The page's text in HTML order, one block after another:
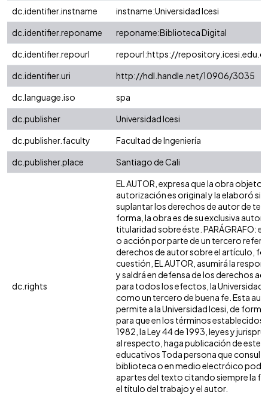
dc.identifier.instname
instname:Universidad Icesi
dc.identifier.reponame
reponame:Biblioteca Digital
dc.identifier.repourl
repourl:https://
dc.identifier.uri
http://hdl.handle.net/10906/3035
dc.language.iso
spa
dc.publisher
Universidad Icesi
dc.publisher.faculty
Facultad de Ingeniería
dc.publisher.place
Santiago de Cali
dc.rights
EL AUTOR, expresa que la obra objeto
autorización es original y la elaboró
suplantar los derechos de autor de
forma, la obra es de su exclusiva
titularidad sobre éste. PARÁGRAFO:
o acción por parte de un tercero
derechos de autor sobre el artículo,
cuestión, EL AUTOR, asumirá la
y saldrá en defensa de los derechos
para todos los efectos, la Universidad
como un tercero de buena fe. Esta
permite a la Universidad Icesi, de
para que en los términos establecidos
1982, la Ley 44 de 1993, leyes y
al respecto, haga publicación de este
educativos Toda persona que consulte
biblioteca o en medio electróico
apartes del texto citando siempre la
el título del trabajo y el autor.